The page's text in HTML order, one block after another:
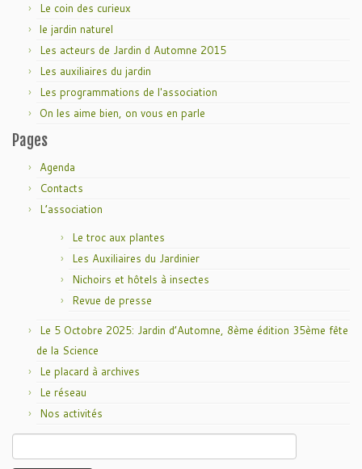
Le coin des curieux
le jardin naturel
Les acteurs de Jardin d Automne 2015
Les auxiliaires du jardin
Les programmations de l'association
On les aime bien, on vous en parle
Pages
Agenda
Contacts
L’association
Le troc aux plantes
Les Auxiliaires du Jardinier
Nichoirs et hôtels à insectes
Revue de presse
Le 5 Octobre 2025: Jardin d’Automne, 8ème édition 35ème fête
de la Science
Le placard à archives
Le réseau
Nos activités